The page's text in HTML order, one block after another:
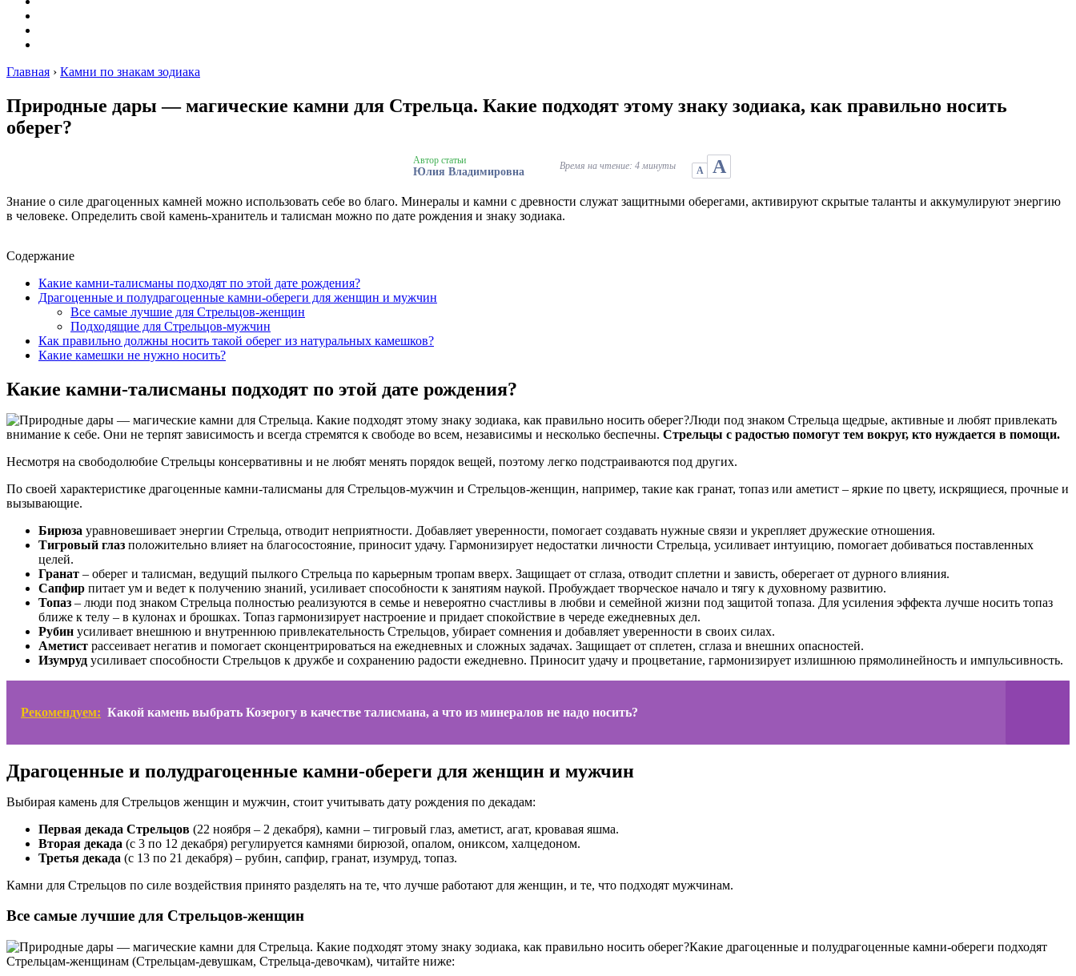
Главная › Камни по знакам зодиака
Природные дары — магические камни для Стрельца. Какие подходят этому знаку зодиака, как правильно носить
оберег?
Автор статьи
Юлия Владимировна Время на чтение: 4 минуты А А
Знание о силе драгоценных камней можно использовать себе во благо. Минералы и камни с древности служат защитными оберегами, активируют скрытые таланты и аккумулируют энергию
в человеке. Определить свой камень-хранитель и талисман можно по дате рождения и знаку зодиака.
Содержание
Какие камни-талисманы подходят по этой дате рождения?
Драгоценные и полудрагоценные камни-обереги для женщин и мужчин
Все самые лучшие для Стрельцов-женщин
Подходящие для Стрельцов-мужчин
Как правильно должны носить такой оберег из натуральных камешков?
Какие камешки не нужно носить?
Какие камни-талисманы подходят по этой дате рождения?
Люди под знаком Стрельца щедрые, активные и любят привлекать
внимание к себе. Они не терпят зависимость и всегда стремятся к свободе во всем, независимы и несколько беспечны. Стрельцы с радостью помогут тем вокруг, кто нуждается в помощи.
Несмотря на свободолюбие Стрельцы консервативны и не любят менять порядок вещей, поэтому легко подстраиваются под других.
По своей характеристике драгоценные камни-талисманы для Стрельцов-мужчин и Стрельцов-женщин, например, такие как гранат, топаз или аметист – яркие по цвету, искрящиеся, прочные и
вызывающие.
Бирюза уравновешивает энергии Стрельца, отводит неприятности. Добавляет уверенности, помогает создавать нужные связи и укрепляет дружеские отношения.
Тигровый глаз положительно влияет на благосостояние, приносит удачу. Гармонизирует недостатки личности Стрельца, усиливает интуицию, помогает добиваться поставленных
целей.
Гранат – оберег и талисман, ведущий пылкого Стрельца по карьерным тропам вверх. Защищает от сглаза, отводит сплетни и зависть, оберегает от дурного влияния.
Сапфир питает ум и ведет к получению знаний, усиливает способности к занятиям наукой. Пробуждает творческое начало и тягу к духовному развитию.
Топаз – люди под знаком Стрельца полностью реализуются в семье и невероятно счастливы в любви и семейной жизни под защитой топаза. Для усиления эффекта лучше носить топаз
ближе к телу – в кулонах и брошках. Топаз гармонизирует настроение и придает спокойствие в череде ежедневных дел.
Рубин усиливает внешнюю и внутреннюю привлекательность Стрельцов, убирает сомнения и добавляет уверенности в своих силах.
Аметист рассеивает негатив и помогает сконцентрироваться на ежедневных и сложных задачах. Защищает от сплетен, сглаза и внешних опасностей.
Изумруд усиливает способности Стрельцов к дружбе и сохранению радости ежедневно. Приносит удачу и процветание, гармонизирует излишнюю прямолинейность и импульсивность.
Рекомендуем: Какой камень выбрать Козерогу в качестве талисмана, а что из минералов не надо носить?
Драгоценные и полудрагоценные камни-обереги для женщин и мужчин
Выбирая камень для Стрельцов женщин и мужчин, стоит учитывать дату рождения по декадам:
Первая декада Стрельцов (22 ноября – 2 декабря), камни – тигровый глаз, аметист, агат, кровавая яшма.
Вторая декада (с 3 по 12 декабря) регулируется камнями бирюзой, опалом, ониксом, халцедоном.
Третья декада (с 13 по 21 декабря) – рубин, сапфир, гранат, изумруд, топаз.
Камни для Стрельцов по силе воздействия принято разделять на те, что лучше работают для женщин, и те, что подходят мужчинам.
Все самые лучшие для Стрельцов-женщин
Какие драгоценные и полудрагоценные камни-обереги подходят
Стрельцам-женщинам (Стрельцам-девушкам, Стрельца-девочкам), читайте ниже: